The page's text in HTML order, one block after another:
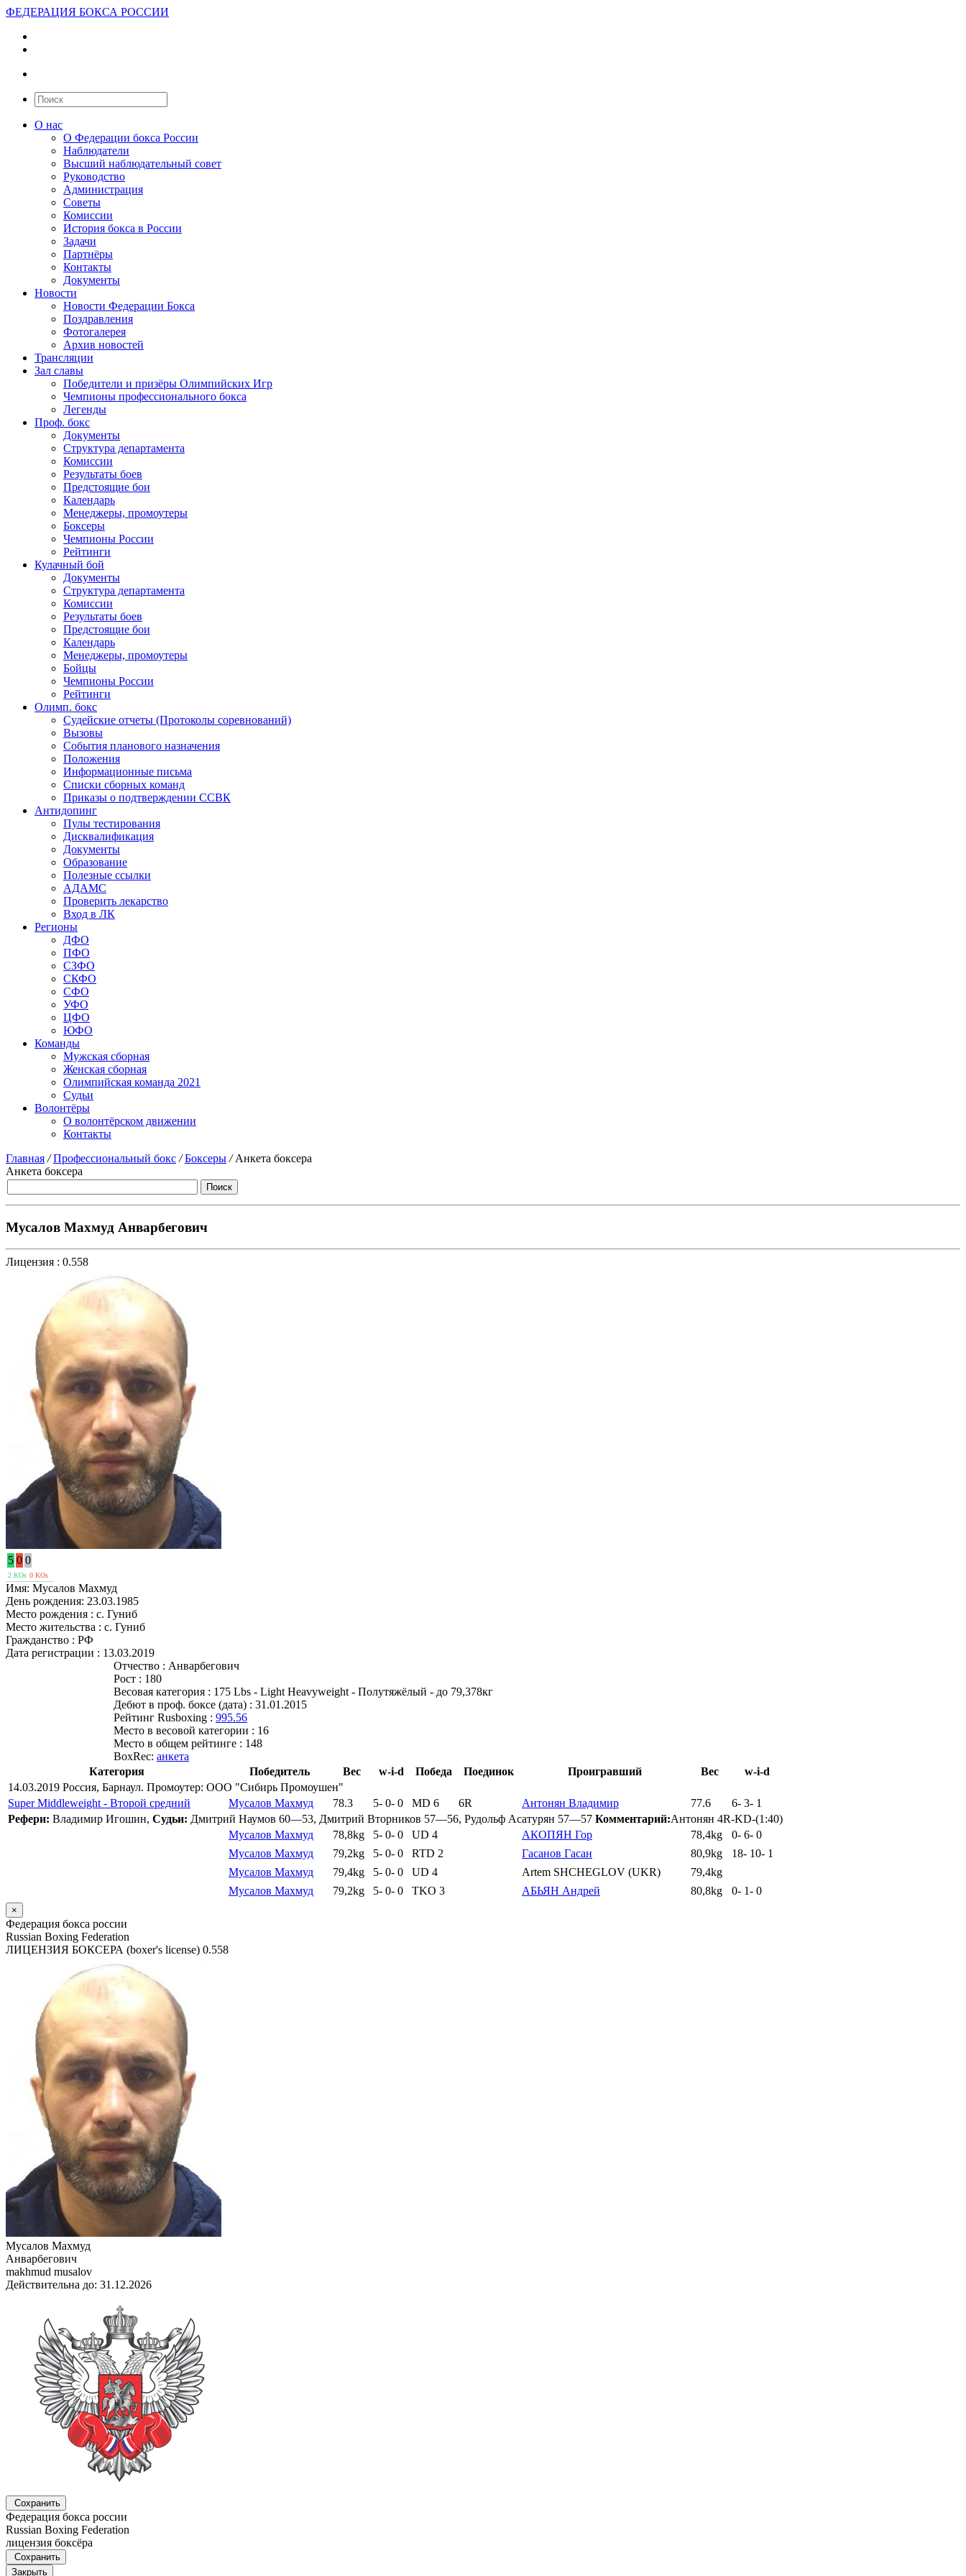
ФЕДЕРАЦИЯ БОКСА РОССИИ
О нас
О Федерации бокса России
Наблюдатели
Высший наблюдательный совет
Руководство
Администрация
Советы
Комиссии
История бокса в России
Задачи
Партнёры
Контакты
Документы
Новости
Новости Федерации Бокса
Поздравления
Фотогалерея
Архив новостей
Трансляции
Зал славы
Победители и призёры Олимпийских Игр
Чемпионы профессионального бокса
Легенды
Проф. бокс
Документы
Структура департамента
Комиссии
Результаты боев
Предстоящие бои
Календарь
Менеджеры, промоутеры
Боксеры
Чемпионы России
Рейтинги
Кулачный бой
Документы
Структура департамента
Комиссии
Результаты боев
Предстоящие бои
Календарь
Менеджеры, промоутеры
Бойцы
Чемпионы России
Рейтинги
Олимп. бокс
Судейские отчеты (Протоколы соревнований)
Вызовы
События планового назначения
Положения
Информационные письма
Списки сборных команд
Приказы о подтверждении ССВК
Антидопинг
Пулы тестирования
Дисквалификация
Документы
Образование
Полезные ссылки
АДАМС
Проверить лекарство
Вход в ЛК
Регионы
ДФО
ПФО
СЗФО
СКФО
СФО
УФО
ЦФО
ЮФО
Команды
Мужская сборная
Женская сборная
Олимпийская команда 2021
Судьи
Волонтёры
О волонтёрском движении
Контакты
Главная / Профессиональный бокс / Боксеры /Анкета боксера
Анкета боксера
Мусалов Махмуд Анварбегович
Лицензия : 0.558
5 0 0
2 KOs 0 KOs
Имя: Мусалов Махмуд
День рождения: 23.03.1985
Место рождения : с. Гуниб
Место жительства : с. Гуниб
Гражданство : РФ
Дата регистрации : 13.03.2019
Отчество : Анварбегович
Рост : 180
Весовая категория : 175 Lbs - Light Heavyweight - Полутяжёлый - до 79,378кг
Дебют в проф. боксе (дата) : 31.01.2015
Рейтинг Rusboxing : 995.56
Место в весовой категории : 16
Место в общем рейтинге : 148
BoxRec: анкета
Категория
Победитель Вес w-i-d Победа Поединок Проигравший Вес
w-i-d
14.03.2019 Россия, Барнаул. Промоутер: ООО "Сибирь Промоушен"
Super Middleweight - Второй средний
Мусалов Махмуд 78.3 5- 0- 0 MD 6 6R Антонян Владимир 77.6 6- 3- 1
Рефери: Владимир Игошин, Судьи: Дмитрий Наумов 60—53, Дмитрий Вторников 57—56, Рудольф Асатурян 57—57 Комментарий:Антонян 4R-KD-(1:40)
Мусалов Махмуд
78,8kg 5- 0- 0 UD 4 АКОПЯН Гор 78,4kg 0- 6- 0
Мусалов Махмуд
79,2kg 5- 0- 0 RTD 2 Гасанов Гасан 80,9kg 18- 10- 1
Мусалов Махмуд
79,4kg 5- 0- 0 UD 4 Artem SHCHEGLOV (UKR)
79,4kg
Мусалов Махмуд
79,2kg 5- 0- 0 TKO 3 АБЬЯН Андрей 80,8kg 0- 1- 0
×
Федерация бокса россии
Russian Boxing Federation
ЛИЦЕНЗИЯ БОКСЕРА (boxer's license) 0.558
Мусалов Махмуд
Анварбегович
makhmud musalov
Действительна до: 31.12.2026
Сохранить
Федерация бокса россии
Russian Boxing Federation
лицензия боксёра
Сохранить
Закрыть